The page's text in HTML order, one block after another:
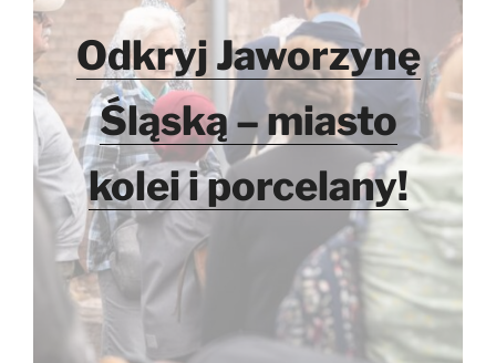
Odkryj Jaworzynę
Śląską – miasto
kolei i porcelany!